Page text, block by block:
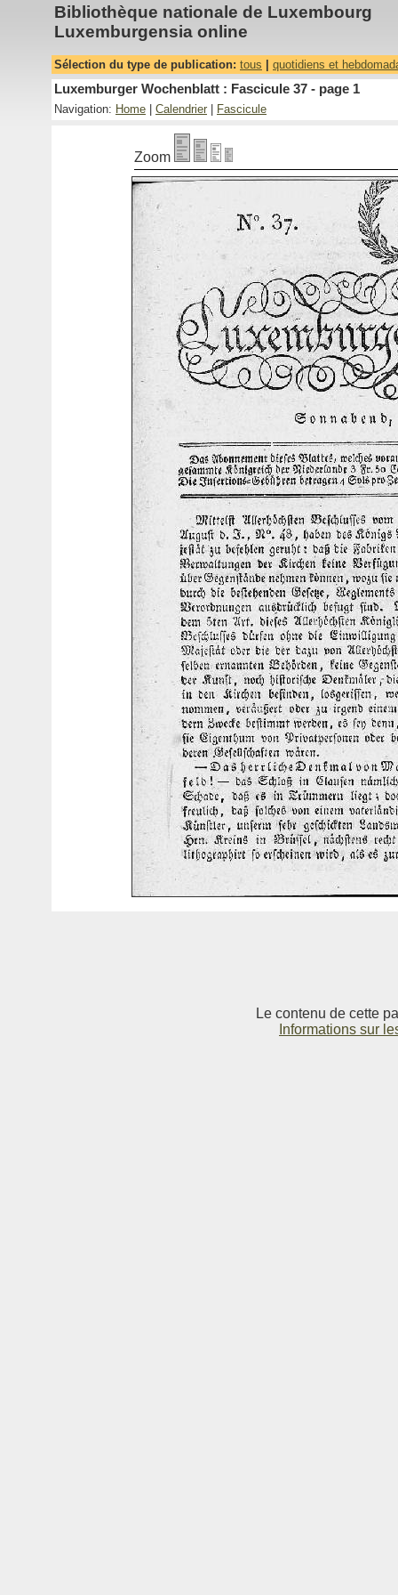
Bibliothèque nationale de Luxembourg
Luxemburgensia online
Sélection du type de publication: tous quotidiens et
Luxemburger Wochenblatt : Fascicule 37 - page 1
Navigation: Home Calendrier Fascicule
Zoom
Le contenu de cette
Informations sur